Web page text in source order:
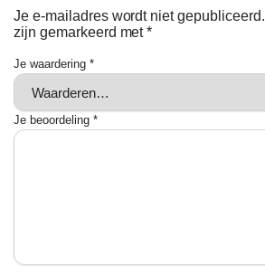
Je e-mailadres wordt niet gepubliceerd.
zijn gemarkeerd met*
Je waardering *
Je beoordeling *